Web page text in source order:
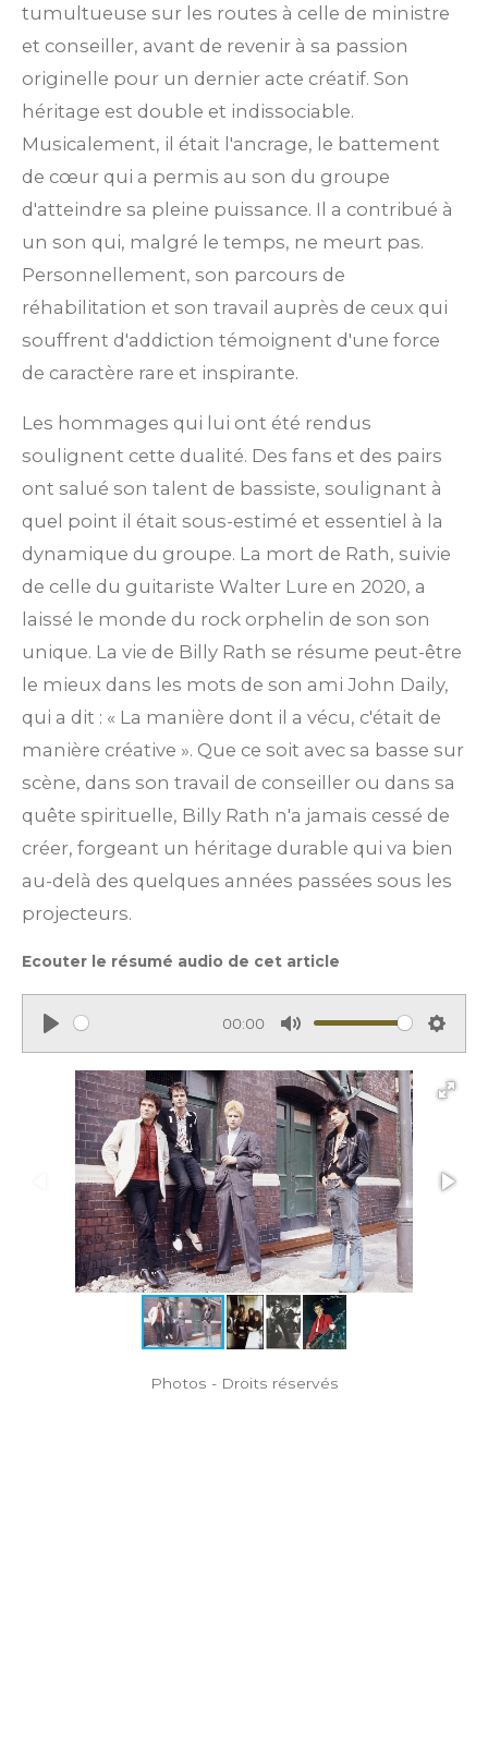
tumultueuse sur les routes à celle de ministre
et conseiller, avant de revenir à sa passion
originelle pour un dernier acte créatif. Son
héritage est double et indissociable.
Musicalement, il était l'ancrage, le battement
de cœur qui a permis au son du groupe
d'atteindre sa pleine puissance. Il a contribué à
un son qui, malgré le temps, ne meurt pas.
Personnellement, son parcours de
réhabilitation et son travail auprès de ceux qui
souffrent d'addiction témoignent d'une force
de caractère rare et inspirante.
Les hommages qui lui ont été rendus
soulignent cette dualité. Des fans et des pairs
ont salué son talent de bassiste, soulignant à
quel point il était sous-estimé et essentiel à la
dynamique du groupe. La mort de Rath, suivie
de celle du guitariste Walter Lure en 2020, a
laissé le monde du rock orphelin de son son
unique. La vie de Billy Rath se résume peut-être
le mieux dans les mots de son ami John Daily,
qui a dit : « La manière dont il a vécu, c'était de
manière créative ». Que ce soit avec sa basse sur
scène, dans son travail de conseiller ou dans sa
quête spirituelle, Billy Rath n'a jamais cessé de
créer, forgeant un héritage durable qui va bien
au-delà des quelques années passées sous les
projecteurs.
Ecouter le résumé audio de cet article
P
00:00
M
u
t
e
S
e
i
Photos - Droits réservés